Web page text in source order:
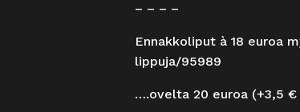
– – – –
Ennakkoliput à 18 euroa
lippuja/95989
….ovelta 20 euroa (+3,5